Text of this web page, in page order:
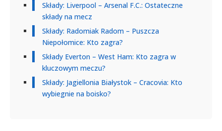
Składy: Liverpool – Arsenal F.C.: Ostateczne
składy na mecz
Składy: Radomiak Radom – Puszcza
Niepołomice: Kto zagra?
Składy Everton – West Ham: Kto zagra w
kluczowym meczu?
Składy: Jagiellonia Białystok – Cracovia: Kto
wybiegnie na boisko?